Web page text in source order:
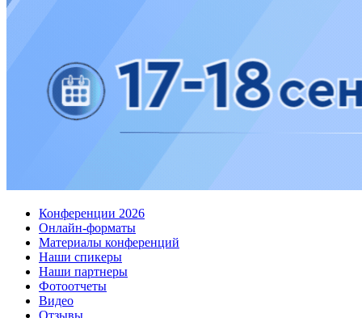
Конференции 2026
Онлайн-форматы
Материалы конференций
Наши спикеры
Наши партнеры
Фотоотчеты
Видео
Отзывы